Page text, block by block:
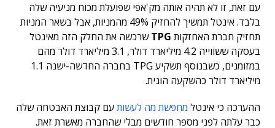
עם זאת, זו לא תהיה אותה מק'אפי שפועלת מכוח מניעיה שלה
בלבד. אינטל תמשיך להחזיק 49% מהמניות, אבל בשאר המניות
תחזיק חברת האחזקות TPGשרכשה את החלק הזה מאינטל
בעסקה ששווייה 4.2 מיליארד דולר, 3.1 מיליארד דולר מהם
במזומנים, כשבנוסף תשקיע TPG בחברה החדשה-ישנה 1.1
מיליארד דולר כהשקעה הונית.
ההערכה כי אינטל מחפשת מה לעשותעם קבוצת האבטחה שלה
כבר עלתה לפני מספר חודשים מבלי שהחברה מאשרת זאת.